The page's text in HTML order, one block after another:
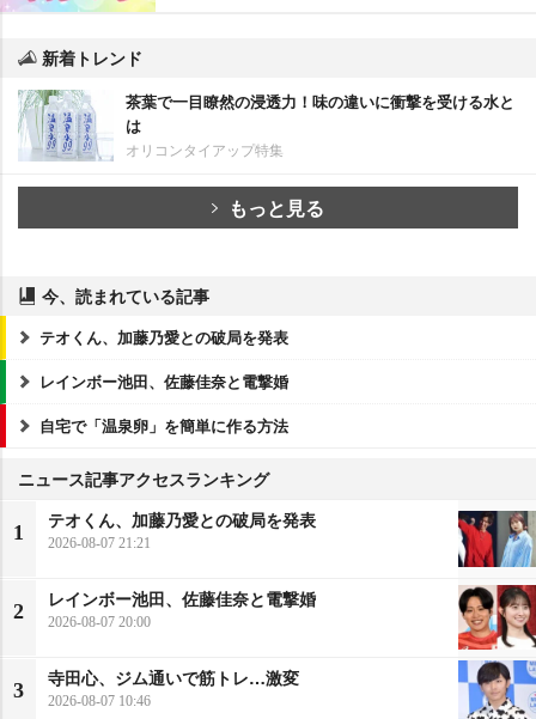
新着トレンド
茶葉で一目瞭然の浸透力！味の違いに衝撃を受ける水と
は
オリコンタイアップ特集
もっと見る
今、読まれている記事
テオくん、加藤乃愛との破局を発表
レインボー池田、佐藤佳奈と電撃婚
自宅で「温泉卵」を簡単に作る方法
ニュース記事アクセスランキング
1
テオくん、加藤乃愛との破局を発表
2026-08-07 21:21
2
レインボー池田、佐藤佳奈と電撃婚
2026-08-07 20:00
3
寺田心、ジム通いで筋トレ…激変
2026-08-07 10:46